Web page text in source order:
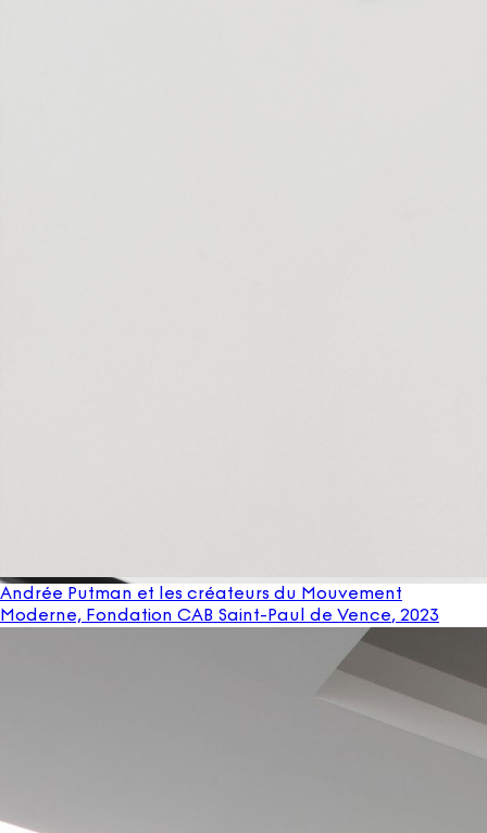
Andrée Putman et les créateurs du Mouvement
Moderne, Fondation CAB Saint-Paul de Vence, 2023